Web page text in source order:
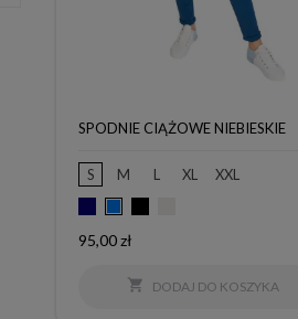
SPODNIE CIĄŻOWE NIEBIESKIE
S M L XL
XXL
Cena
95,00 zł
 DODAJ DO KOSZYKA